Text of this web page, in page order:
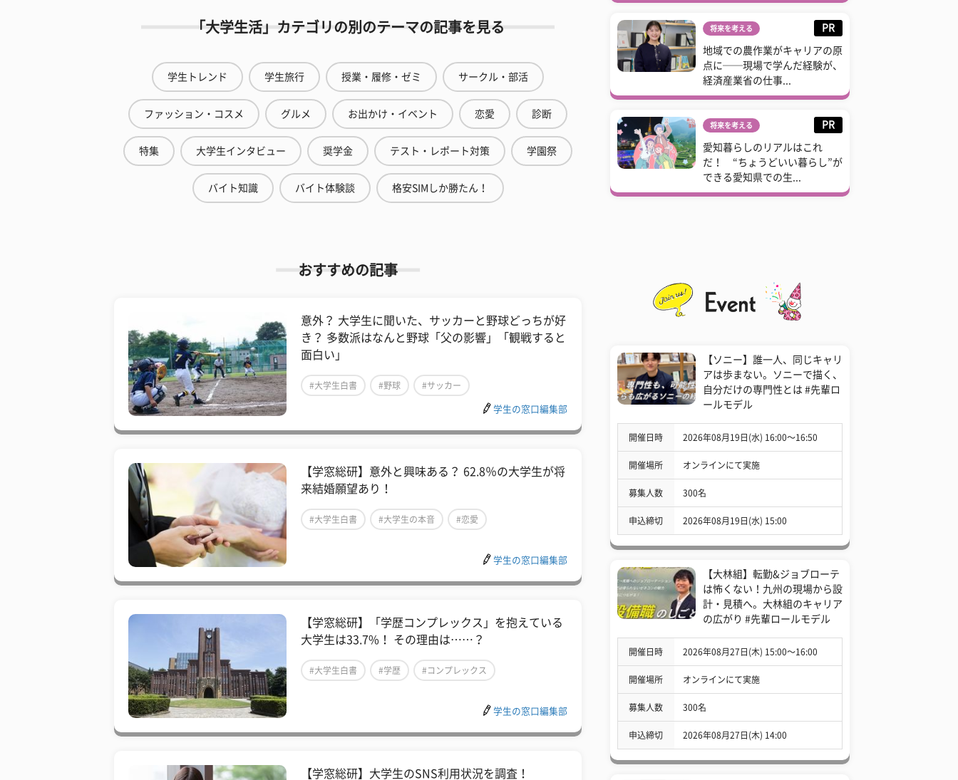
「大学生活」カテゴリの別のテーマの記事を見る
学生トレンド 学生旅行 授業・履修・ゼミ サークル・部活
ファッション・コスメ グルメ お出かけ・イベント 恋愛 診断
特集 大学生インタビュー 奨学金 テスト・レポート対策 学園祭
バイト知識 バイト体験談 格安SIMしか勝たん！
おすすめの記事
意外？ 大学生に聞いた、サッカーと野球どっちが好
き？ 多数派はなんと野球「父の影響」「観戦すると
面白い」
#大学生白書 #野球 #サッカー
学生の窓口編集部
【学窓総研】意外と興味ある？ 62.8％の大学生が将
来結婚願望あり！
#大学生白書 #大学生の本音 #恋愛
学生の窓口編集部
【学窓総研】「学歴コンプレックス」を抱えている
大学生は33.7%！ その理由は……？
#大学生白書 #学歴 #コンプレックス
学生の窓口編集部
【学窓総研】大学生のSNS利用状況を調査！
将来を考える PR
地域での農作業がキャリアの原
点に──現場で学んだ経験が、
経済産業省の仕事...
将来を考える PR
愛知暮らしのリアルはこれ
だ！ “ちょうどいい暮らし”が
できる愛知県での生...
【ソニー】誰一人、同じキャリ
アは歩まない。ソニーで描く、
自分だけの専門性とは #先輩ロ
ールモデル
開催日時 2026年08月19日(水) 16:00〜16:50
開催場所 オンラインにて実施
募集人数 300名
申込締切 2026年08月19日(水) 15:00
【大林組】転勤&ジョブローテ
は怖くない！九州の現場から設
計・見積へ。大林組のキャリア
の広がり #先輩ロールモデル
開催日時 2026年08月27日(木) 15:00〜16:00
開催場所 オンラインにて実施
募集人数 300名
申込締切 2026年08月27日(木) 14:00